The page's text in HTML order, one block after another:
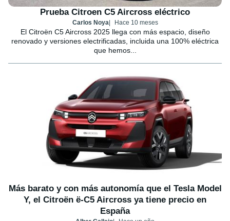
Prueba Citroen C5 Aircross eléctrico
Carlos Noya Hace 10 meses
El Citroën C5 Aircross 2025 llega con más espacio, diseño
renovado y versiones electrificadas, incluida una 100% eléctrica
que hemos...
Más barato y con más autonomía que el Tesla Model
Y, el Citroën ë-C5 Aircross ya tiene precio en
España